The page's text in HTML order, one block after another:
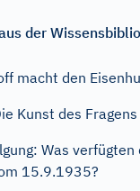
der
macht den
Kunst des Fragens
Was verfügten
15.9.1935?